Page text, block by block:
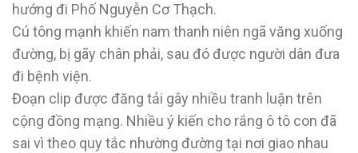
hướng đi Phố Nguyễn Cơ Thạch.
Cú tông mạnh khiến nam thanh niên ngã văng xuống
đường, bị gãy chân phải, sau đó được người dân đưa
đi bệnh viện.
Đoạn clip được đăng tải gây nhiều tranh luận trên
cộng đồng mạng. Nhiều ý kiến cho rắng ô tô con đã
sai vì theo quy tắc nhường đường tại nơi giao nhau